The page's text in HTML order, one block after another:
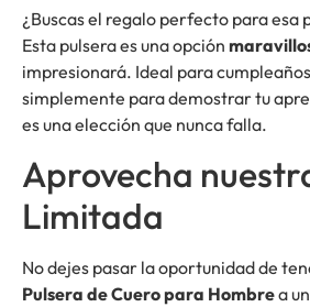
¿Buscas el regalo perfecto para esa
Esta pulsera es una opción
impresionará. Ideal para
simplemente para demostrar tu
es una elección que nunca falla.
Aprovecha
Limitada
No dejes pasar la oportunidad de
Pulsera de Cuero para Hombrea